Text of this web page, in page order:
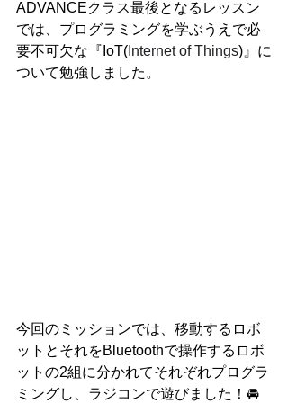
ADVANCEクラス最後となるレッスン
では、プログラミングを学ぶうえで必
要不可欠な『IoT( Internet of Things)』に
ついて勉強しました。
今回のミッションでは、移動するロボ
ットとそれをBluetoothで操作するロボ
ットの2組に分かれてそれぞれプログラ
ミングし、ラジコンで遊びました！🚘